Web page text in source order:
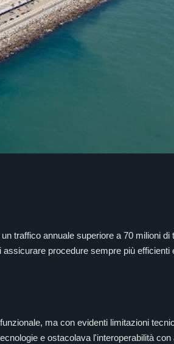
traffico annuale superiore a 70 milioni
procedure sempre più efficienti
ma con evidenti limitazioni
e ostacolava l'interoperabilità